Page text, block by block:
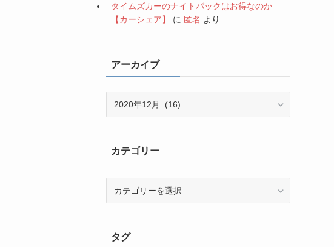
タイムズカーのナイトパックはお得なのか
【カーシェア】
に 匿名 より
アーカイブ
ブカテゴリー
ータグ